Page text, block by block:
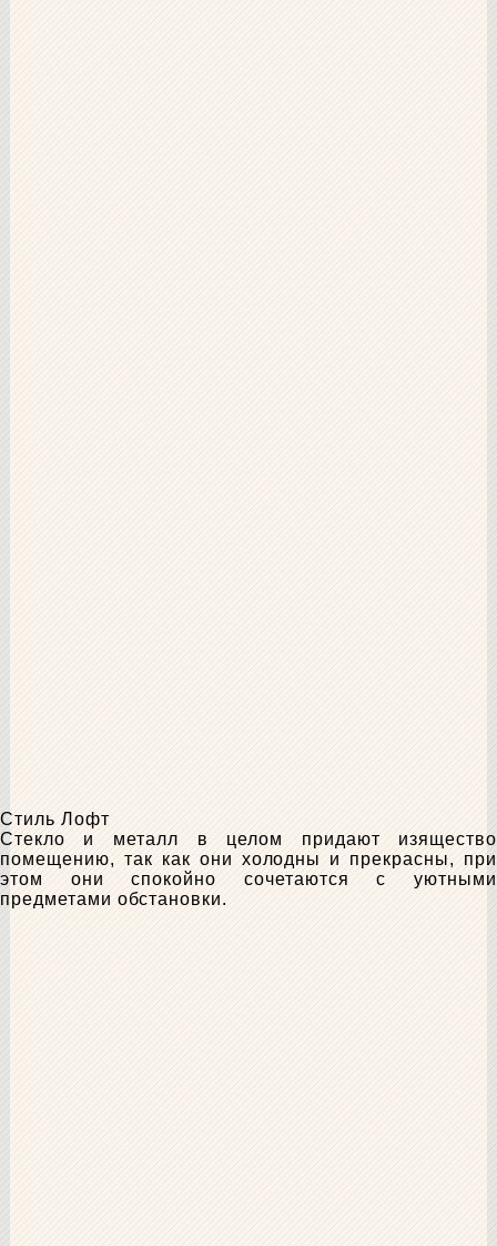
Стиль Лофт
Стекло и металл в целом придают изящество
помещению, так как они холодны и прекрасны, при
этом они спокойно сочетаются с уютными
предметами обстановки.